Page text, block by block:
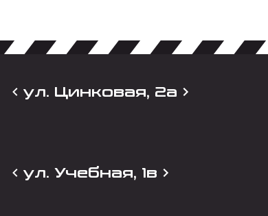
ул. Цинковая, 2а
ул. Учебная, 1в